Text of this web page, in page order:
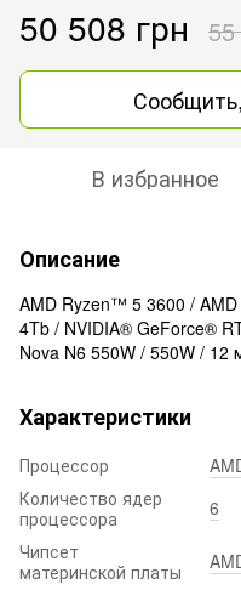
50 508 грн
В избранное
Описание
AMD Ryzen™ 5 3600 /
4Tb / NVIDIA® GeForce®
Nova N6 550W / 550W / 12
Характеристики
Процессор
Количество ядер
процессора
6
Чипсет
материнской платы